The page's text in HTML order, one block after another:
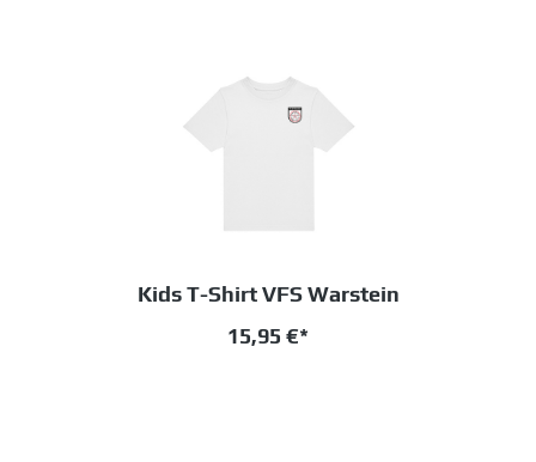
Kids T-Shirt VFS Warstein
15,95 €*